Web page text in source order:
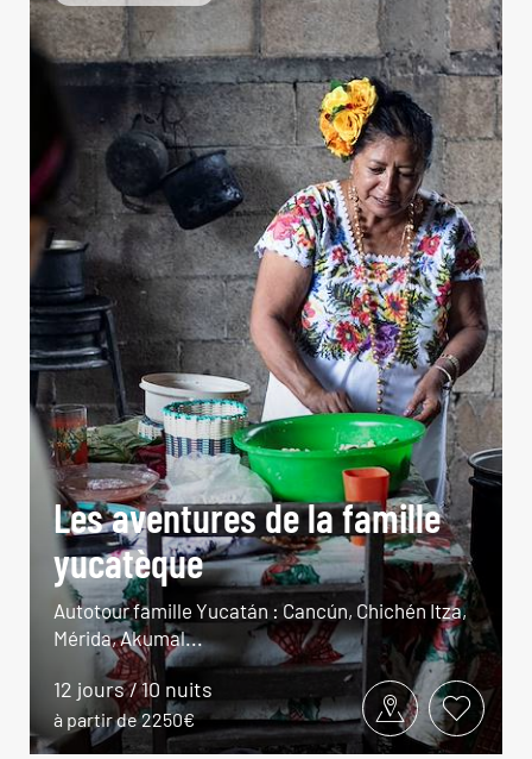
Les aventures de la famille
yucatèque
Autotour famille Yucatán : Cancún, Chichén Itza,
Mérida, Akumal...
12 jours / 10 nuits
à partir de 2250€